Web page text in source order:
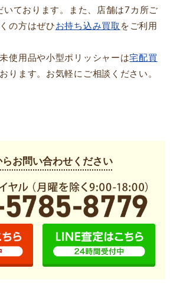
ております。また、店舗は7カ所ご
の方はぜひ お持ち込み買取 をご利用
使用品や小型ポリッシャーは宅配買
ります。お気軽にご相談ください。
らお問い合わせください